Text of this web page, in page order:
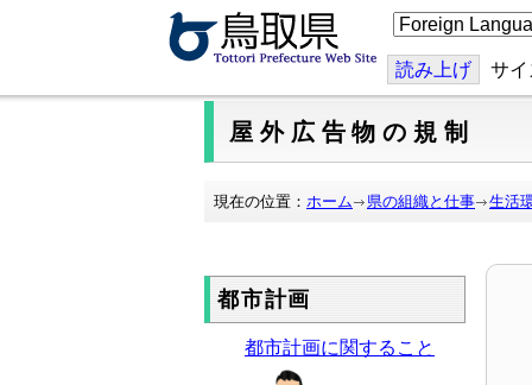
こ
の
ジ
を
翻
訳
読み上げ サ
屋外広告物の規制
現在の位置： ホーム 県の組織と仕事 生活
都市計画
都市計画に関すること